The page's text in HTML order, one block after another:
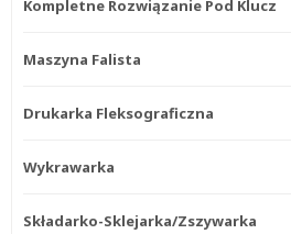
Kompletne Rozwiązanie Pod Klucz
Maszyna Falista
Drukarka Fleksograficzna
Wykrawarka
Składarko-Sklejarka/zszywarka